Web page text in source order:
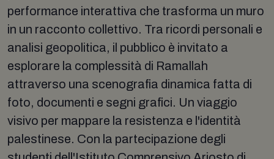
performance interattiva che trasforma un muro
in un racconto collettivo. Tra ricordi personali e
analisi geopolitica, il pubblico è invitato a
esplorare la complessità di Ramallah
attraverso una scenografia dinamica fatta di
foto, documenti e segni grafici. Un viaggio
visivo per mappare la resistenza e l'identità
palestinese. Con la partecipazione degli